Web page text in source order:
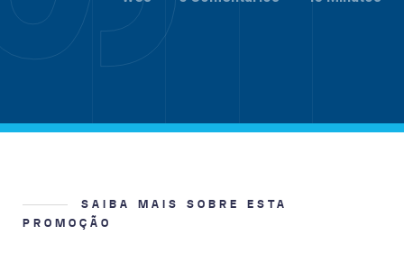
SAIBA MAIS SOBRE ESTA
PROMOÇÃO